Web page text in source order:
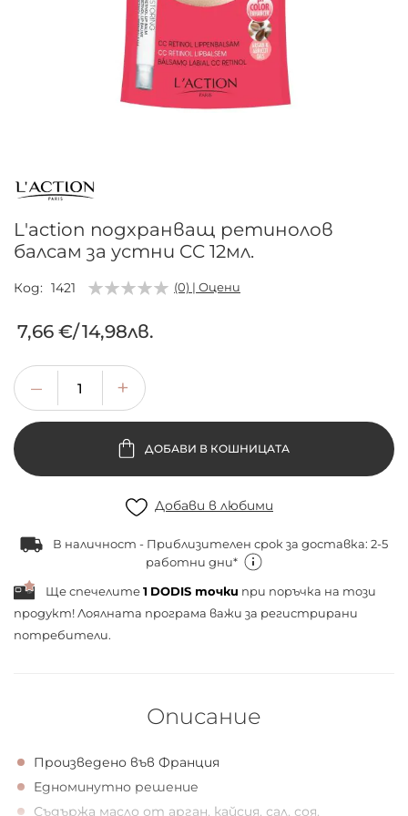
на
със
снимки
L'action подхранващ ретинолов
балсам за устни CC 12мл.
Код 1421 (0) | Оцени
7,66 €/14,98лв.
ДОБАВИ В КОШНИЦАТА
Добави в любими
В наличност - Приблизителен срок за доставка: 2-5
работни дни*
Ще спечелите1 DODIS точки при поръчка на този
продукт! Лоялната програма важи за регистрирани
потребители.
Описание
Произведено във Франция
Eдноминутно решение
Съдържа масло от арган, кайсия, сал, соя,